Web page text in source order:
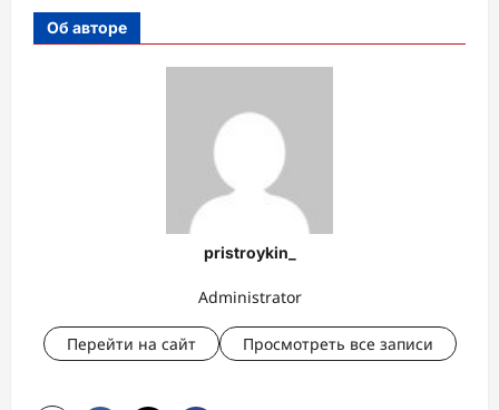
Об авторе
pristroykin_
Administrator
Перейти на сайт Просмотреть все записи